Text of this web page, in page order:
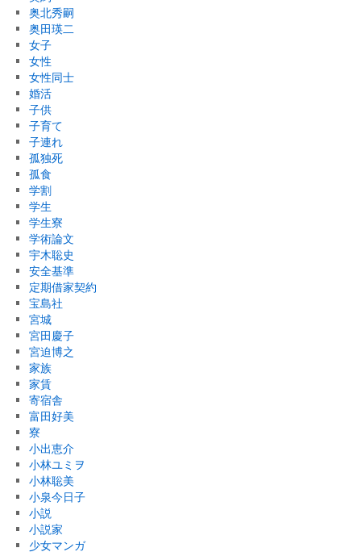
奥北秀嗣
奥田瑛二
女子
女性
女性同士
婚活
子供
子育て
子連れ
孤独死
孤食
学割
学生
学生寮
学術論文
宇木聡史
安全基準
定期借家契約
宝島社
宮城
宮田慶子
宮迫博之
家族
家賃
寄宿舎
富田好美
寮
小出恵介
小林ユミヲ
小林聡美
小泉今日子
小説
小説家
少女マンガ